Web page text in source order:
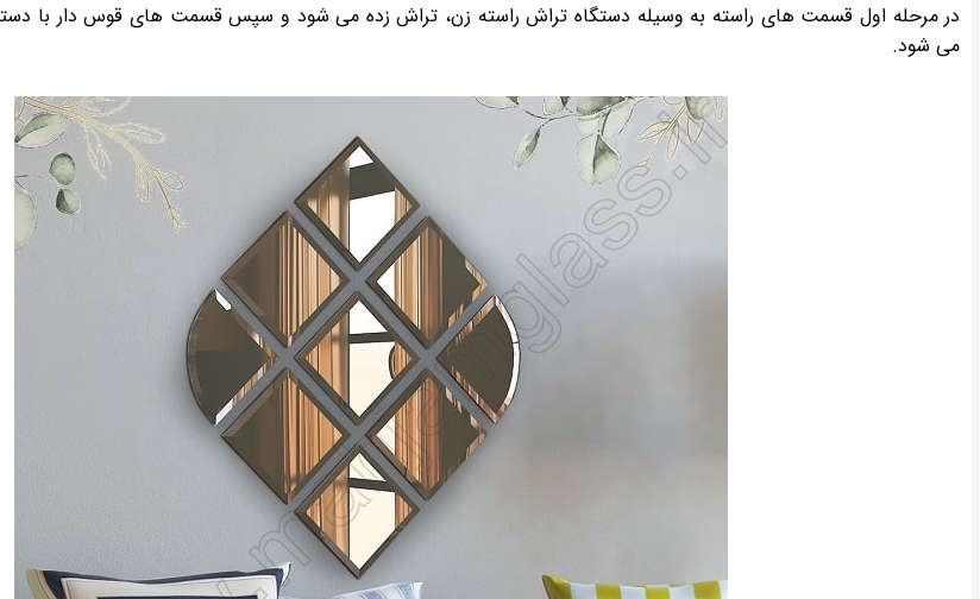
در مرحله اول قسمت های راسته به وسیله دستگاه تراش راسته زن، تراش زده می شود و سپس قسمت های قوس دار با
می شود.